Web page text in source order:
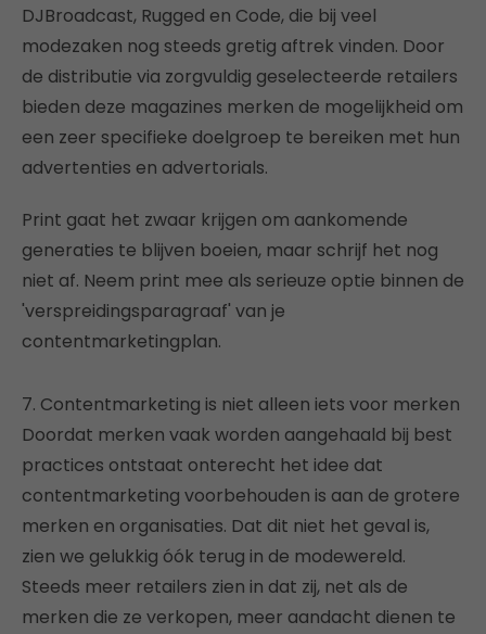
DJBroadcast, Rugged en Code, die bij veel
modezaken nog steeds gretig aftrek vinden. Door
de distributie via zorgvuldig geselecteerde retailers
bieden deze magazines merken de mogelijkheid om
een zeer specifieke doelgroep te bereiken met hun
advertenties en advertorials.
Print gaat het zwaar krijgen om aankomende
generaties te blijven boeien, maar schrijf het nog
niet af. Neem print mee als serieuze optie binnen de
'verspreidingsparagraaf' van je
contentmarketingplan.
7. Contentmarketing is niet alleen iets voor merken
Doordat merken vaak worden aangehaald bij best
practices ontstaat onterecht het idee dat
contentmarketing voorbehouden is aan de grotere
merken en organisaties. Dat dit niet het geval is,
zien we gelukkig óók terug in de modewereld.
Steeds meer retailers zien in dat zij, net als de
merken die ze verkopen, meer aandacht dienen te